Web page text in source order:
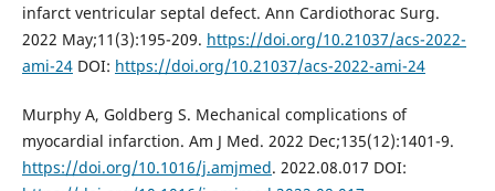
infarct ventricular septal defect. Ann Cardiothorac Surg.
2022 May;11(3):195-209. https://doi.org/10.21037/acs-2022-
ami-24DOI: https://doi.org/10.21037/acs-2022-ami-24
Murphy A, Goldberg S. Mechanical complications of
myocardial infarction. Am J Med. 2022 Dec;135(12):1401-9.
https://doi.org/10.1016/j.amjmed. 2022.08.017 DOI: